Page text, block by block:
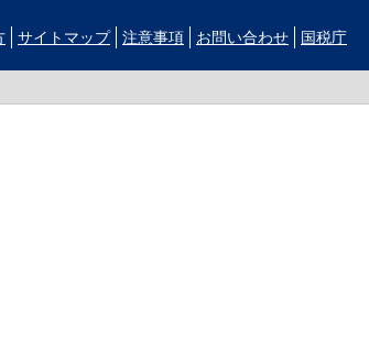
サイトマップ 注意事項 お問い合わせ 国税庁